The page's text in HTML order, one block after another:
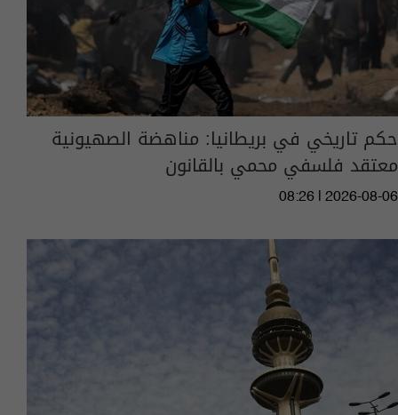
حكم تاريخي في بريطانيا: مناهضة الصهيونية
معتقد فلسفي محمي بالقانون
08:26 | 2026-08-06